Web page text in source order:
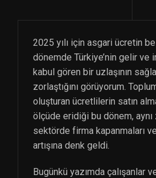
2025 yılı için asgari ücretin
dönemde Türkiye’nin gelir ve
kabul gören bir uzlaşının
zorlaştığını görüyorum.
oluşturan ücretlilerin satın
ölçüde eridiği bu dönem,
sektörde firma kapanmaları
artışına denk geldi.
Bugünkü yazımda çalışanlar